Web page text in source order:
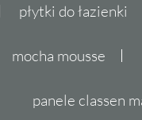
płytki do łazienki
mocha mousse
panele classen